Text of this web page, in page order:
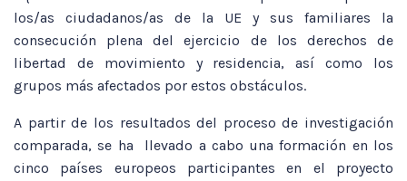
los/as ciudadanos/as de la UE y sus familiares la
consecución plena del ejercicio de los derechos de
libertad de movimiento y residencia, así como los
grupos más afectados por estos obstáculos.
A partir de los resultados del proceso de investigación
comparada, se ha llevado a cabo una formación en los
cinco países europeos participantes en el proyecto